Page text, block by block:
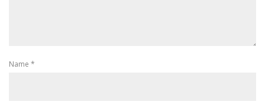
Name *